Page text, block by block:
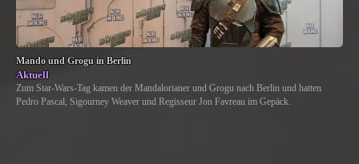
Mando und Grogu in Berlin
Aktuell
Zum Star-Wars-Tag kamen der Mandalorianer und Grogu nach Berlin und hatten
Pedro Pascal, Sigourney Weaver und Regisseur Jon Favreau im Gepäck.